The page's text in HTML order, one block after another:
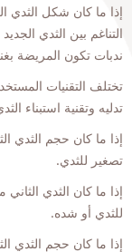
إذا ما كان شكل الثدي
التناغم بين الثدي
ندبات تكون المريضة
تختلف التقنيات
تدليه وتقنية استبناء
إذا ما كان حجم الثدي
تصغير للثدي.
إذا ما كان الثدي
للثدي أو شده.
إذا ما كان حجم الثدي